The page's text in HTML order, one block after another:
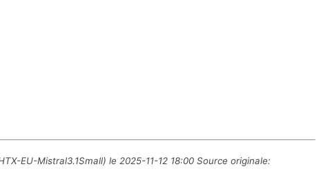
EU-Mistral3.1Small) le 2025-11-12 18:00 Source originale: